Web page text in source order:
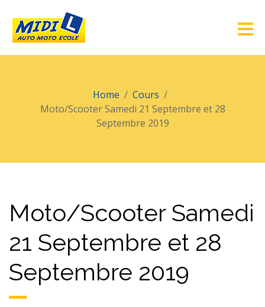
Home
Cours
Moto/Scooter Samedi 21 Septembre et 28
Septembre 2019
Moto/Scooter Samedi
21 Septembre et 28
Septembre 2019